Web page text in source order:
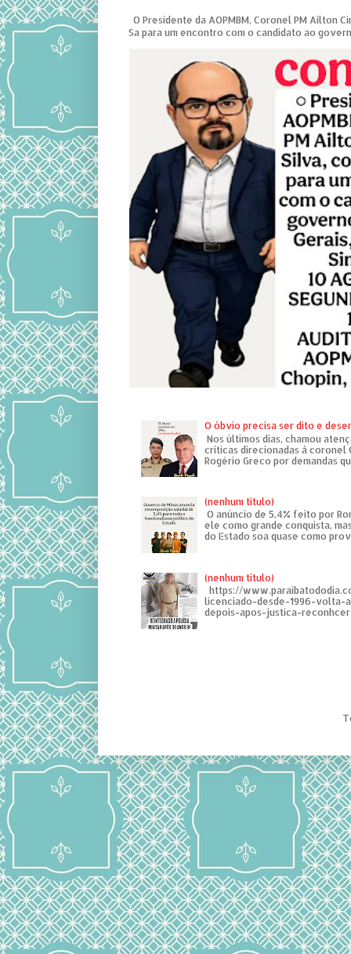
O Presidente da AOPMBM, Coronel PM Ailton
Sa para um encontro com o candidato ao
O óbvio precisa ser dito e
Nos últimos dias, chamou
críticas direcionadas à coronel
Rogério Greco por demandas
(nenhum título)
O anúncio de 5,4% feito por
ele como grande conquista,
do Estado soa quase como
(nenhum título)
https://
licenciado-desde-1996-volta-
depois-apos-justica-